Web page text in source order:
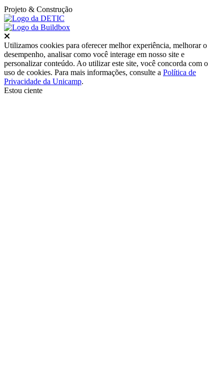
Projeto & Construção
Utilizamos cookies para oferecer melhor experiência, melhorar o
desempenho, analisar como você interage em nosso site e
personalizar conteúdo. Ao utilizar este site, você concorda com o
uso de cookies. Para mais informações, consulte a Política de
Privacidade da Unicamp.
Estou ciente